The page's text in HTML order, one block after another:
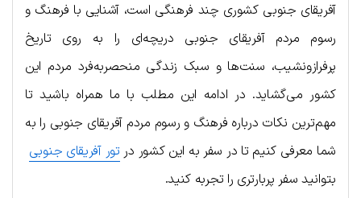
آفریقای جنوبی کشوری چند فرهنگی است، آشنایی با فرهنگ و
رسوم مردم آفریقای جنوبی دریچه‌ای را به روی تاریخ
پرفرازونشیب، سنت‌ها و سبک زندگی منحصربه‌فرد مردم این
کشور می‌گشاید. در ادامه این مطلب با ما همراه باشید تا
مهم‌ترین نکات درباره فرهنگ و رسوم مردم آفریقای جنوبی را به
شما معرفی کنیم تا در سفر به این کشور در تور آفریقای جنوبی
بتوانید سفر پربارتری را تجربه کنید.